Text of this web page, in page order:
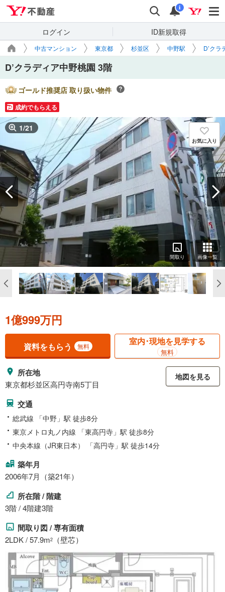
検索 通知
i
ログイン ID新規取得
中古マンション 東京都 杉並区 中野駅 D’クラ
D’クラディア中野桃園 3階
ゴールド推奨店 取り扱い物件
成約でもらえる
1/21
お気に入り
間取り 画像一覧
1億999万円
資料をもらう 無料 室内･現地を見学する
無料
所在地
東京都杉並区高円寺南5丁目
地図を見る
交通
総武線 「中野」駅 徒歩8分
東京メトロ丸ノ内線 「東高円寺」駅 徒歩8分
中央本線（JR東日本） 「高円寺」駅 徒歩14分
築年月
2006年7月（築21年）
所在階 / 階建
3階 / 4階建3階
間取り図 / 専有面積
2LDK / 57.9m2 （壁芯）